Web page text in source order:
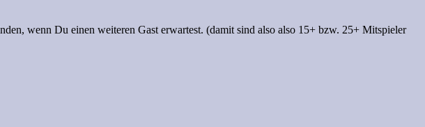
wenn Du einen weiteren Gast erwartest. (damit sind also also 15+ bzw. 25+ Mitspieler